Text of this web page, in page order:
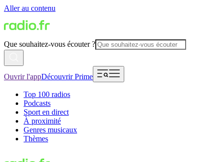
Aller au contenu
Que souhaitez-vous écouter ?
Ouvrir l'appDécouvrir Prime
Top 100 radios
Podcasts
Sport en direct
À proximité
Genres musicaux
Thèmes